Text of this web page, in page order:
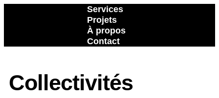
Services
Projets
À propos
Contact
Collectivités